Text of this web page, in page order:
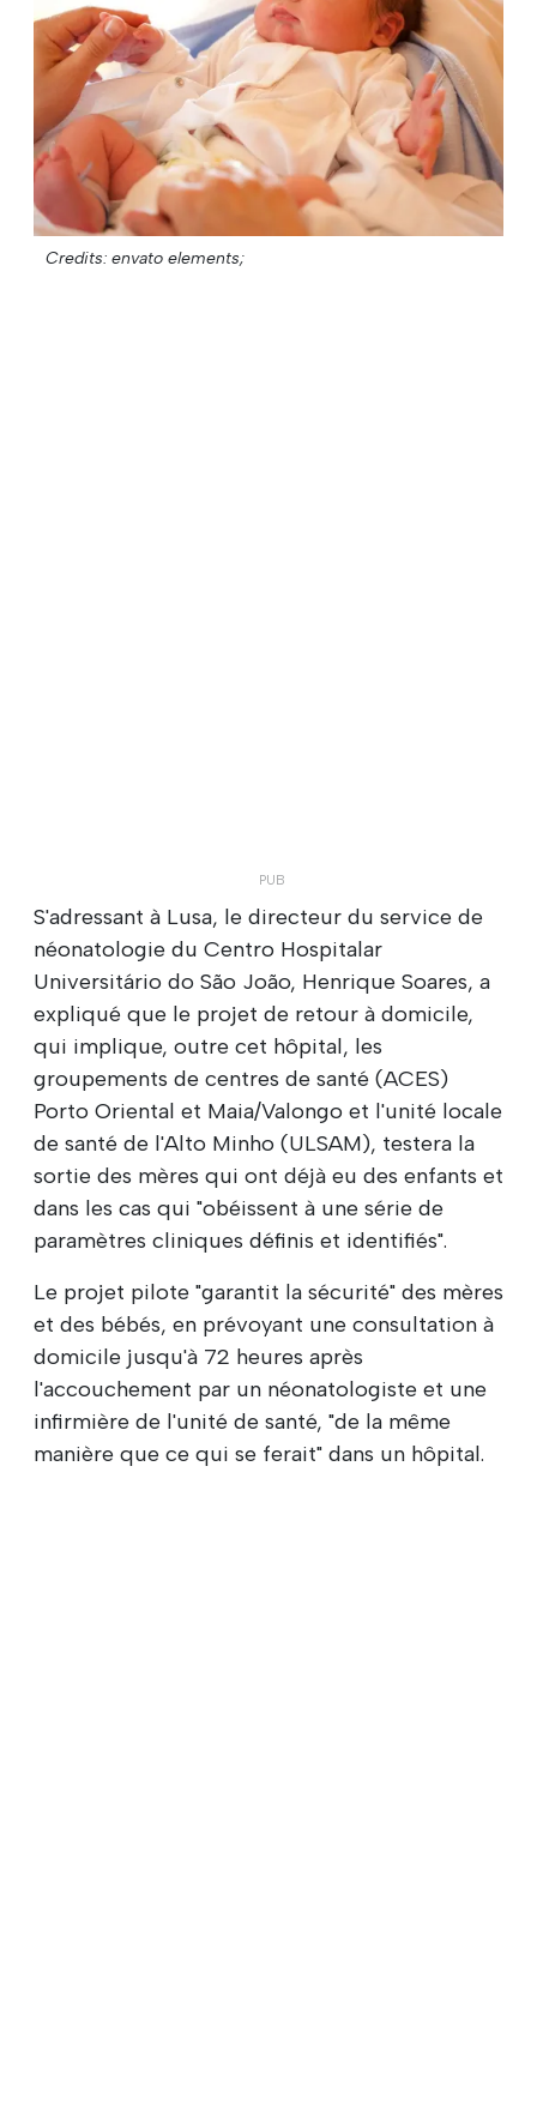
Credits: envato elements;
S'adressant à Lusa, le directeur du service de
néonatologie du Centro Hospitalar
Universitário do São João, Henrique Soares, a
expliqué que le projet de retour à domicile,
qui implique, outre cet hôpital, les
groupements de centres de santé (ACES)
Porto Oriental et Maia/Valongo et l'unité locale
de santé de l'Alto Minho (ULSAM), testera la
sortie des mères qui ont déjà eu des enfants et
dans les cas qui "obéissent à une série de
paramètres cliniques définis et identifiés".
Le projet pilote "garantit la sécurité" des mères
et des bébés, en prévoyant une consultation à
domicile jusqu'à 72 heures après
l'accouchement par un néonatologiste et une
infirmière de l'unité de santé, "de la même
manière que ce qui se ferait" dans un hôpital.